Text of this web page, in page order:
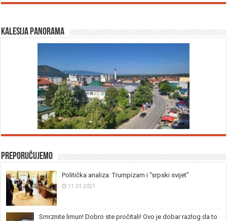
Kalesija panorama
Preporučujemo
Politička analiza: Trumpizam i “srpski svijet”
11.01.2021.
Smrznite limun! Dobro ste pročitali! Ovo je dobar razlog da to